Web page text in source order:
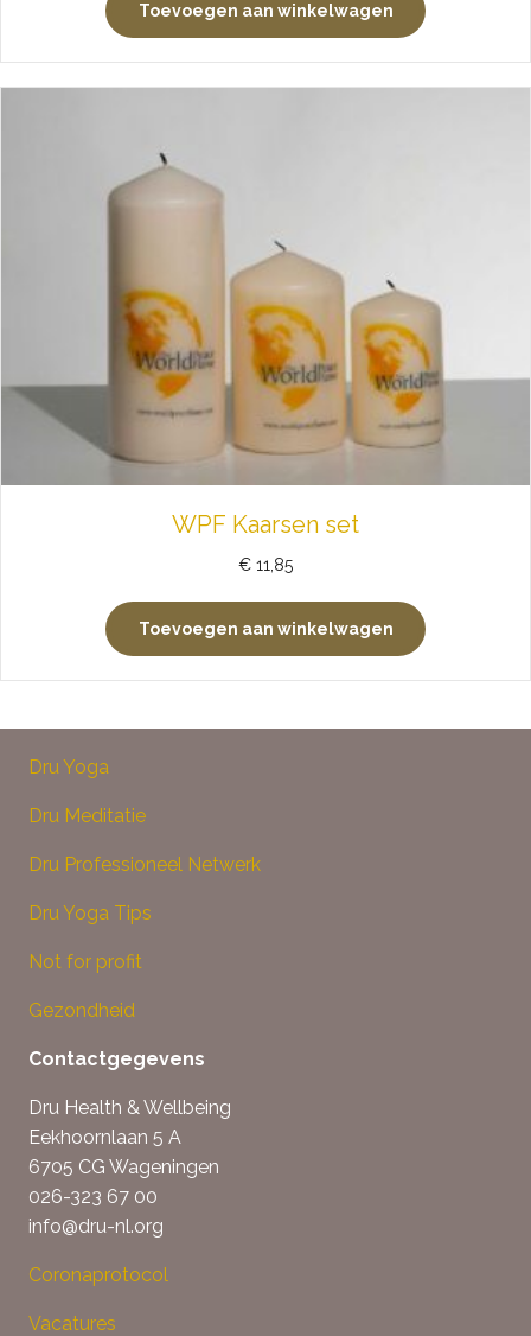
Toevoegen aan winkelwagen
WPF Kaarsen set
€ 11,85
Toevoegen aan winkelwagen
Dru Yoga
Dru Meditatie
Dru Professioneel Netwerk
Dru Yoga Tips
Not for profit
Gezondheid
Contactgegevens
Dru Health & Wellbeing
Eekhoornlaan 5 A
6705 CG Wageningen
026-323 67 00
info@dru-nl.org
Coronaprotocol
Vacatures